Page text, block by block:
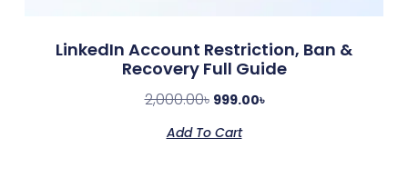
LinkedIn Account Restriction, Ban &
Recovery Full Guide
2,000.00৳ 999.00৳
Add To Cart